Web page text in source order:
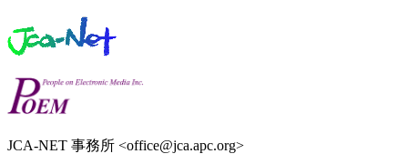
JCA-NET 事務所 <office@jca.apc.org>